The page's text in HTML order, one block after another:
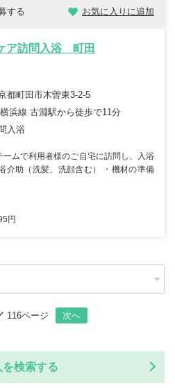
する お気に入りに追加
ア訪問入浴 町田
都町田市木曽東3-2-5
浜線 古淵駅から徒歩で11分
入浴
ムで利用者様のご自宅に訪問し、入浴
介助（洗髪、洗顔含む） ・機材の準備
円
116ページ 次へ
を検索する